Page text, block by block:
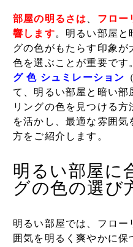
部屋の明るさは
フロー
響します。明るい部屋と
グの色がもたらす印象が
色を選ぶことが重要です
グ 色 シュミレーション
て、明るい部屋と暗い部
リングの色を見つける
を活かし、最適な雰囲
方をご紹介します。
明るい部屋に
グの色の選び
明るい部屋では、フロー
囲気を明るく爽やかに保